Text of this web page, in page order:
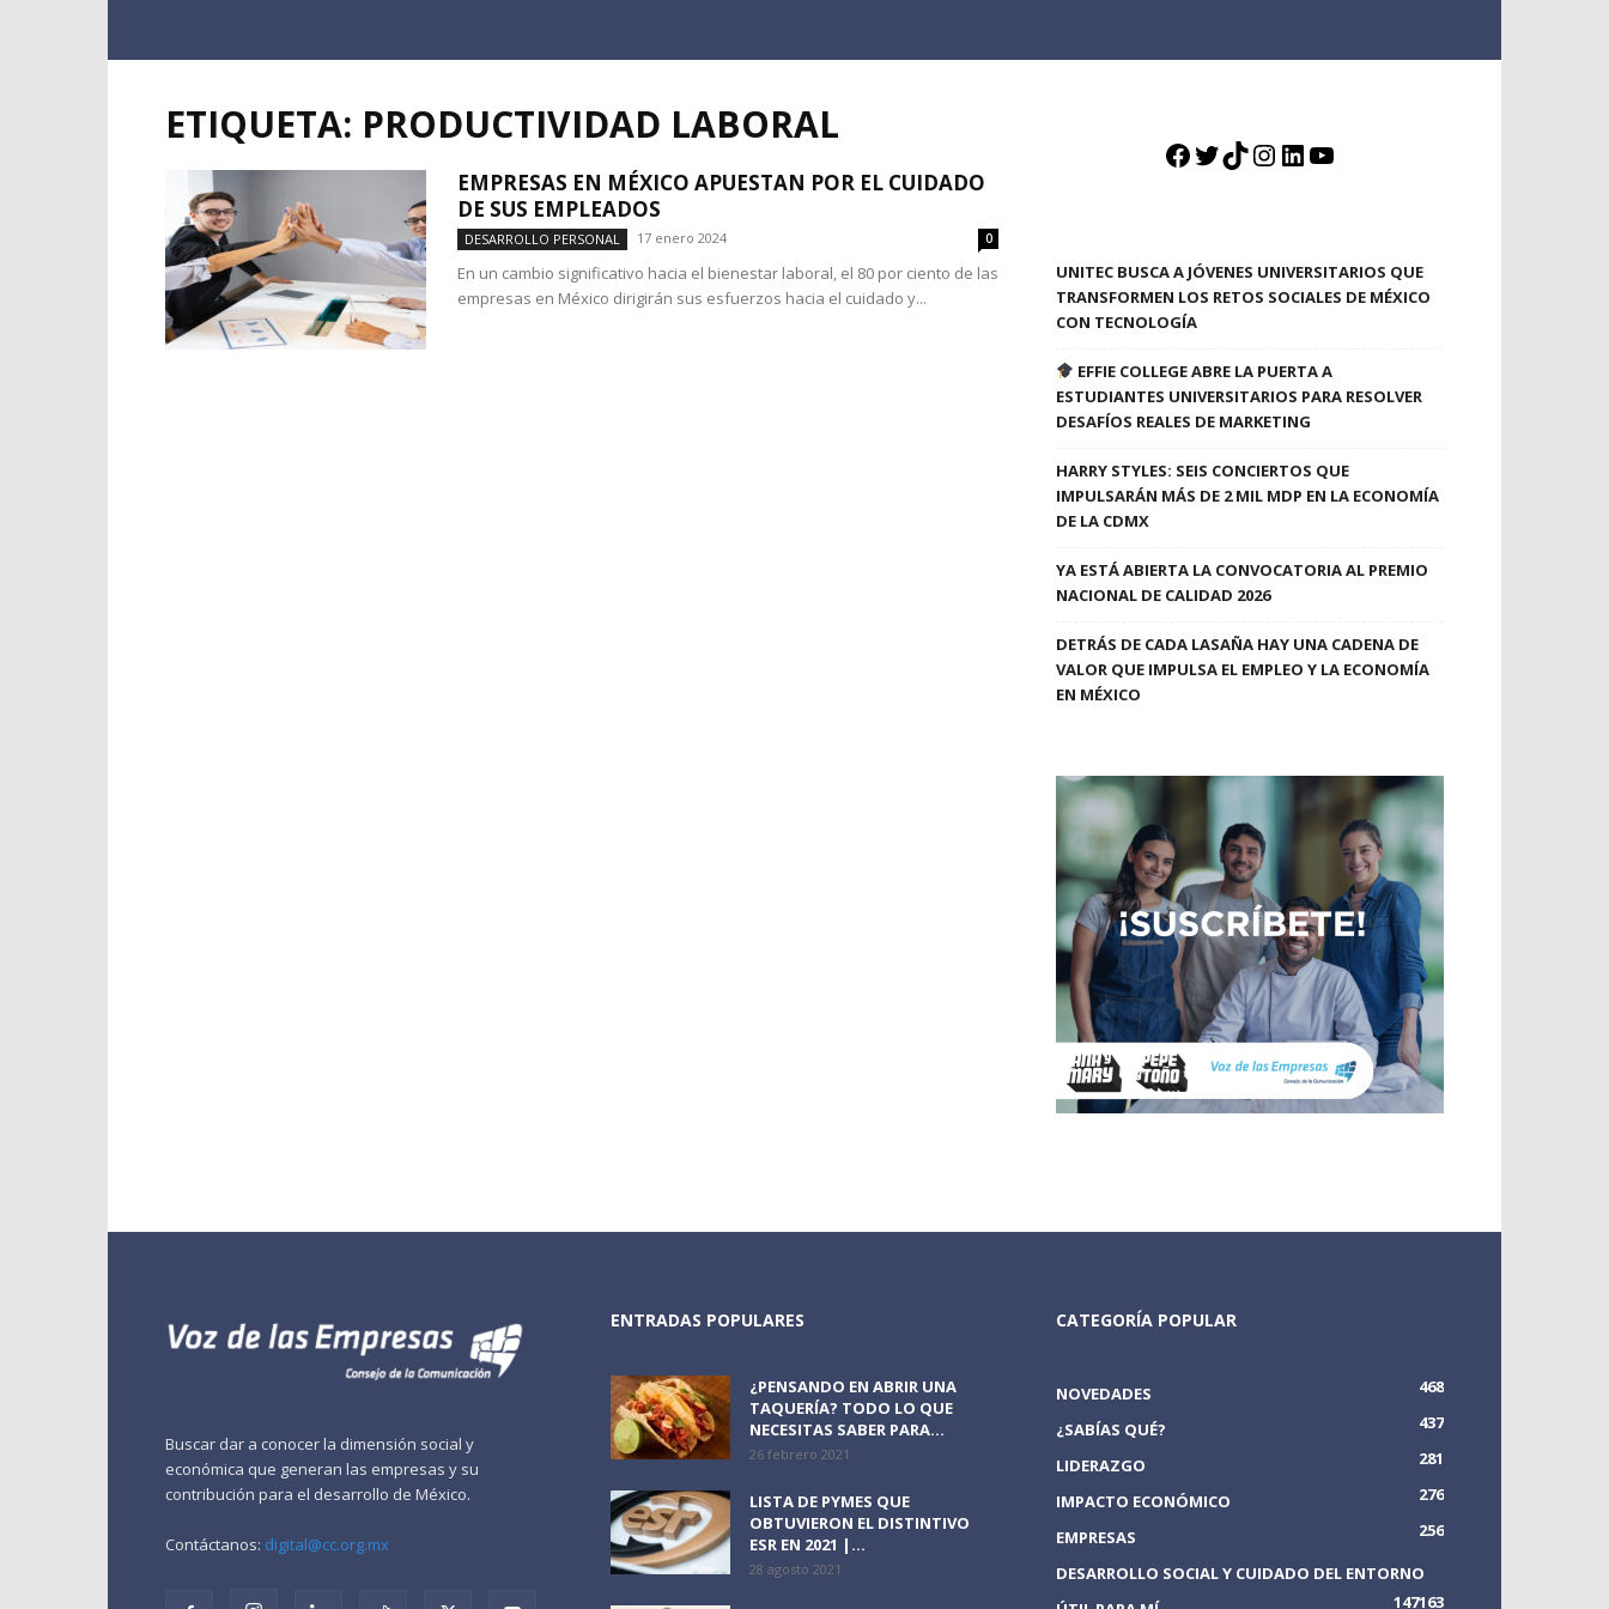
ETIQUETA: PRODUCTIVIDAD LABORAL
EMPRESAS EN MÉXICO APUESTAN POR EL CUIDADO
DE SUS EMPLEADOS
DESARROLLO PERSONAL 17 enero 2024 0
En un cambio significativo hacia el bienestar laboral, el 80 por ciento de las
empresas en México dirigirán sus esfuerzos hacia el cuidado y...
Facebook
Twitter
TikTok
Instagram
LinkedIn
YouTube
UNITEC BUSCA A JÓVENES UNIVERSITARIOS QUE
TRANSFORMEN LOS RETOS SOCIALES DE MÉXICO
CON TECNOLOGÍA
EFFIE COLLEGE ABRE LA PUERTA A
ESTUDIANTES UNIVERSITARIOS PARA RESOLVER
DESAFÍOS REALES DE MARKETING
HARRY STYLES: SEIS CONCIERTOS QUE
IMPULSARÁN MÁS DE 2 MIL MDP EN LA ECONOMÍA
DE LA CDMX
YA ESTÁ ABIERTA LA CONVOCATORIA AL PREMIO
NACIONAL DE CALIDAD 2026
DETRÁS DE CADA LASAÑA HAY UNA CADENA DE
VALOR QUE IMPULSA EL EMPLEO Y LA ECONOMÍA
EN MÉXICO
Buscar dar a conocer la dimensión social y
económica que generan las empresas y su
contribución para el desarrollo de México.
Contáctanos: digital@cc.org.mx
ENTRADAS POPULARES
¿PENSANDO EN ABRIR UNA
TAQUERÍA? TODO LO QUE
NECESITAS SABER PARA...
26 febrero 2021
LISTA DE PYMES QUE
OBTUVIERON EL DISTINTIVO
ESR EN 2021 |...
28 agosto 2021
CATEGORÍA POPULAR
NOVEDADES
468
¿SABÍAS QUÉ?
437
LIDERAZGO
281
IMPACTO ECONÓMICO
276
EMPRESAS
256
DESARROLLO SOCIAL Y CUIDADO DEL ENTORNO
163
147